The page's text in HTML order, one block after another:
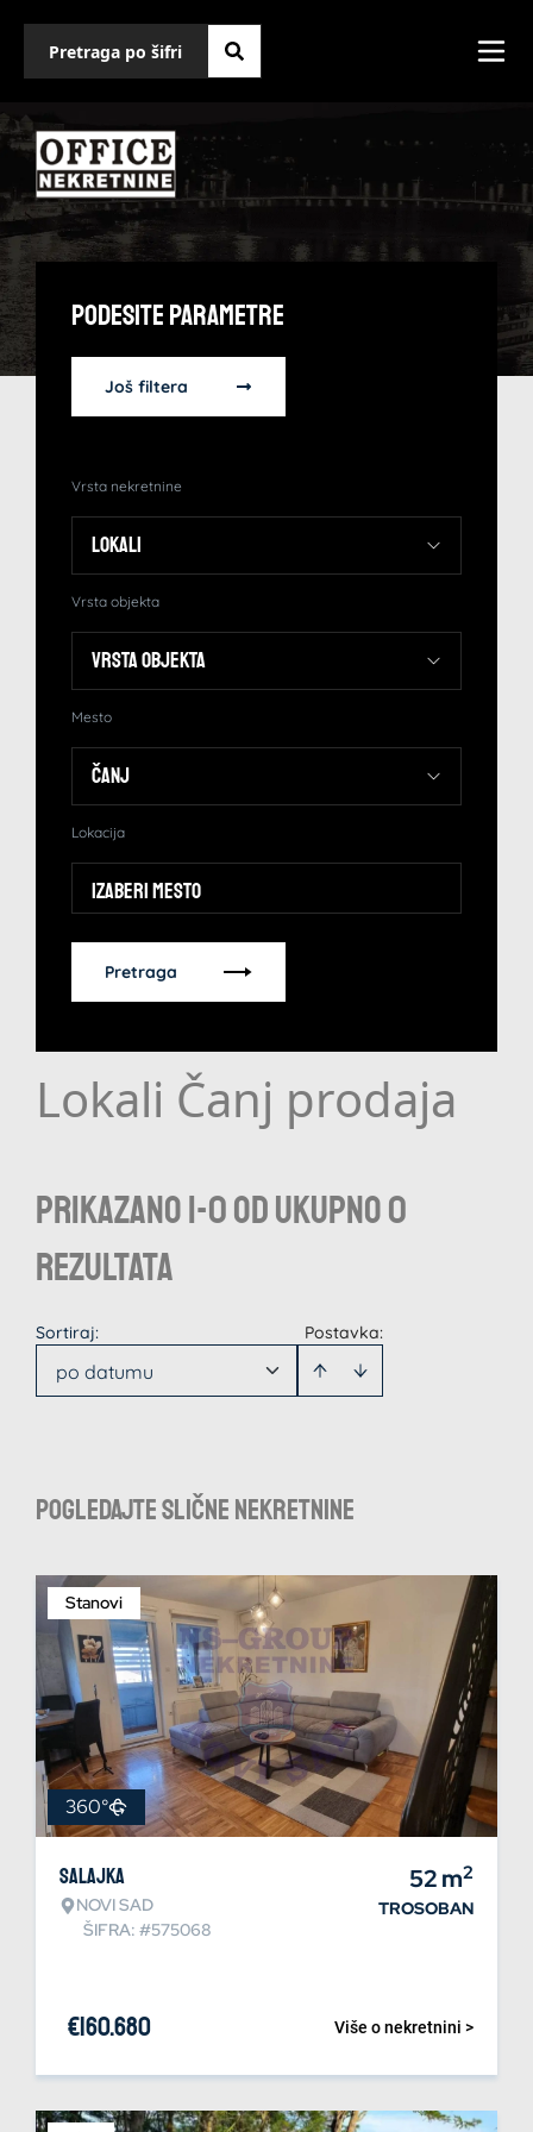
Podesite Parametre
Još filtera
Vrsta nekretnine
Vrsta objekta
Mesto
Lokacija
Izaberi mesto
Pretraga
Lokali Čanj prodaja
Prikazano 1-0 od ukupno 0
rezultata
Postavka:
Sortiraj:
po datumu
Pogledajte slične nekretnine
Stanovi
360°
Salajka
NOVI SAD
ŠIFRA: #575068
52m2
TROSOBAN
Više o nekretnini >
€160.680